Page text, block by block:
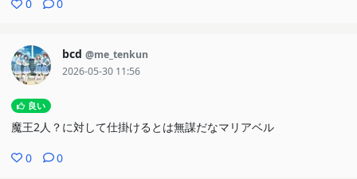
0 0
bcd @me_tenkun
2026-05-30 11:56
良い
魔王2人？に対して仕掛けるとは無謀だなマリアベル
0 0